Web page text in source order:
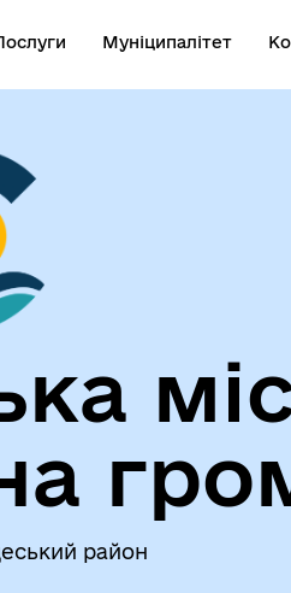
Муніципалітет
не вмирають!
район